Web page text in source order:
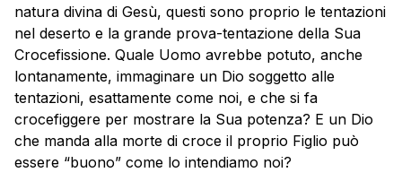
natura divina di Gesù, questi sono proprio le tentazioni
nel deserto e la grande prova-tentazione della Sua
Crocefissione. Quale Uomo avrebbe potuto, anche
lontanamente, immaginare un Dio soggetto alle
tentazioni, esattamente come noi, e che si fa
crocefiggere per mostrare la Sua potenza? E un Dio
che manda alla morte di croce il proprio Figlio può
essere “buono” come lo intendiamo noi?